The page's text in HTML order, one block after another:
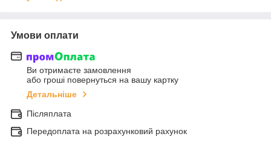
Умови оплати
Ви отримаєте замовлення
або гроші повернуться на вашу картку
Детальніше
Післяплата
Передоплата на розрахунковий рахунок